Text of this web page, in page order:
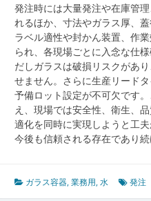
発注時には大量発注や在庫管
れるほか、寸法やガラス厚、
ラベル適性や封かん装置、作
られ、各現場ごとに入念な仕
だしガラスは破損リスクがあ
せません。さらに生産リード
予備ロット設定が不可欠です
え、現場では安全性、衛生、
適化を同時に実現しようと工
今後も信頼される存在であり続
ガラス容器,業務用,水 発注